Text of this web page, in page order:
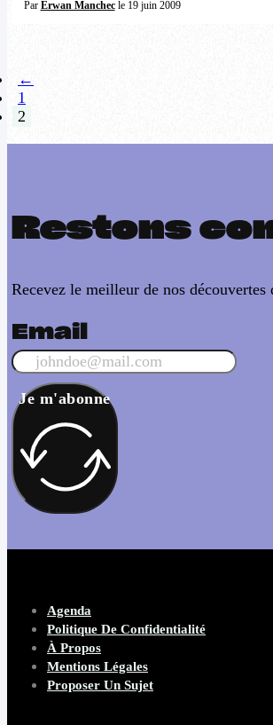
Par Erwan Manchecle 19 juin 2009
←
1
2
Restons
Recevez le meilleur de nos
Email
Je m'abonne
Agenda
Politique De Confidentialité
À Propos
Mentions Légales
Proposer Un Sujet